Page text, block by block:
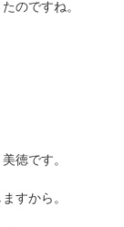
のですね。
徳です。
すから。